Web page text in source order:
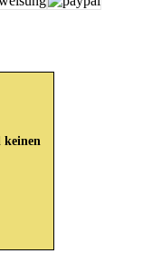
keinen